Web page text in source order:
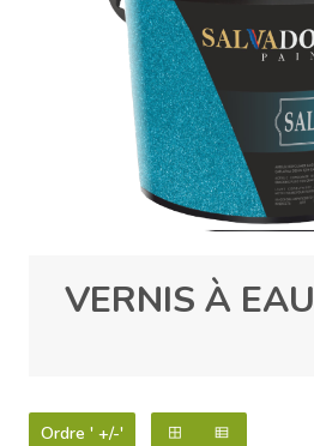
VERNIS À EAU
Ordre ' +/-'